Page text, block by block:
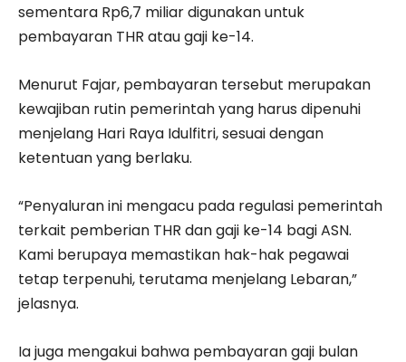
sementara Rp6,7 miliar digunakan untuk
pembayaran THR atau gaji ke-14.
Menurut Fajar, pembayaran tersebut merupakan
kewajiban rutin pemerintah yang harus dipenuhi
menjelang Hari Raya Idulfitri, sesuai dengan
ketentuan yang berlaku.
“Penyaluran ini mengacu pada regulasi pemerintah
terkait pemberian THR dan gaji ke-14 bagi ASN.
Kami berupaya memastikan hak-hak pegawai
tetap terpenuhi, terutama menjelang Lebaran,”
jelasnya.
Ia juga mengakui bahwa pembayaran gaji bulan